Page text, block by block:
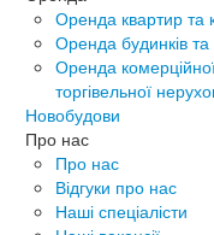
Оренда квартир та
Оренда будинків
Оренда
торгівельної
Новобудови
Про нас
Про нас
Відгуки про нас
Наші спеціалісти